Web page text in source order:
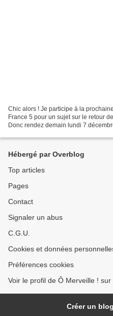
Chic alors ! Je participe à la
France 5 pour un sujet sur le retour
Donc rendez demain lundi 7
Hébergé par Overblog
Top articles
Pages
Contact
Signaler un abus
C.G.U.
Cookies et données
Préférences cookies
Voir le profil de Ô Merveille !
Créer un